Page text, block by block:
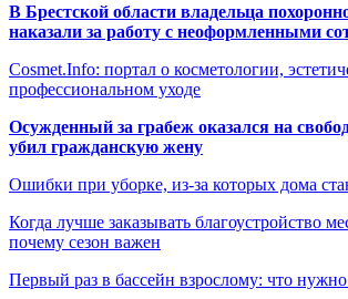
В Брестской области владельца
наказали за работу с неоформленными
Cosmet.Info: портал о косметологии,
профессиональном уходе
Осужденный за грабеж оказался на
убил гражданскую жену
Ошибки при уборке, из-за которых дома
Когда лучше заказывать благоустройство
почему сезон важен
Первый раз в бассейн взрослому: что нужно